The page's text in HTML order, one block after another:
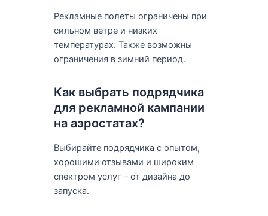
Рекламные полеты ограничены при
сильном ветре и низких
температурах. Также возможны
ограничения в зимний период.
Как выбрать подрядчика
для рекламной кампании
на аэростатах?
Выбирайте подрядчика с опытом,
хорошими отзывами и широким
спектром услуг – от дизайна до
запуска.